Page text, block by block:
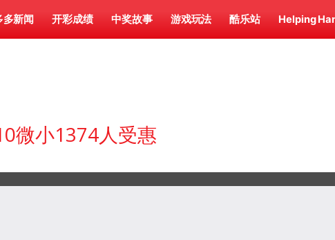
多新闻 开彩成绩 中奖故事 游戏玩法 酷乐站 Helping
微小1374人受惠